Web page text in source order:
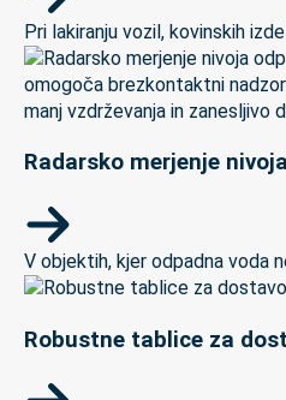
Pri lakiranju vozil, kovinskih
Radarsko merjenje
V objektih, kjer odpadna voda
Robustne tablice za